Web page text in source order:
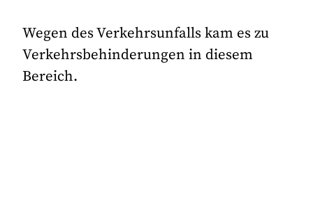
Wegen des Verkehrsunfalls kam es zu
Verkehrsbehinderungen in diesem
Bereich.